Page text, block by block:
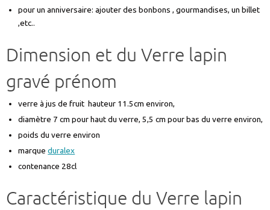
pour un anniversaire: ajouter des bonbons , gourmandises, un billet
,etc..
Dimension et du Verre lapin
gravé prénom
verre à jus de fruit hauteur 11.5cm environ,
diamètre 7 cm pour haut du verre, 5,5 cm pour bas du verre environ,
poids du verre environ
marqueduralex
contenance 28cl
Caractéristique du Verre lapin